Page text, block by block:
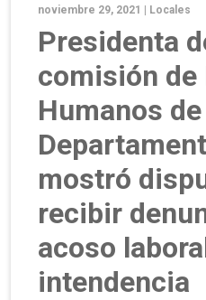
noviembre 29, 2021 | Locales
Presidenta
comisión de
Humanos
mostró
recibir
acoso
intendencia